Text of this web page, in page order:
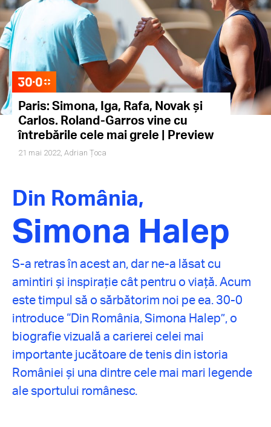
Paris: Simona, Iga, Rafa, Novak și
Carlos. Roland-Garros vine cu
întrebările cele mai grele | Preview
21 mai 2022, Adrian Țoca
Din România,
Simona Halep
S-a retras în acest an, dar ne-a lăsat cu
amintiri și inspirație cât pentru o viață. Acum
este timpul să o sărbătorim noi pe ea. 30-0
introduce “Din România, Simona Halep”, o
biografie vizuală a carierei celei mai
importante jucătoare de tenis din istoria
României și una dintre cele mai mari legende
ale sportului românesc.